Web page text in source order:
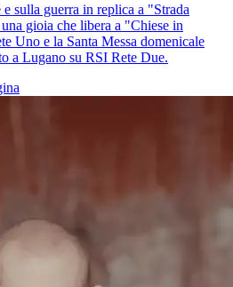
sulla guerra in replica a "Strada
gioia che libera a "Chiese in
Uno e la Santa Messa domenicale
a Lugano su RSI Rete Due.